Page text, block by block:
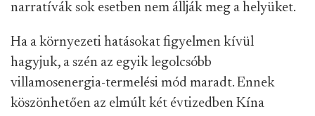
narratívák sok esetben nem állják meg a helyüket.
Ha a környezeti hatásokat figyelmen kívül
hagyjuk, a szén az egyik legolcsóbb
villamosenergia-termelési mód maradt. Ennek
köszönhetően az elmúlt két évtizedben Kína